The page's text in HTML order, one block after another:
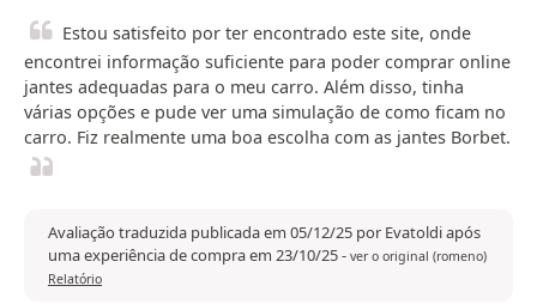
Estou satisfeito por ter encontrado este site, onde
encontrei informação suficiente para poder comprar online
jantes adequadas para o meu carro. Além disso, tinha
várias opções e pude ver uma simulação de como ficam no
carro. Fiz realmente uma boa escolha com as jantes Borbet.
Avaliação traduzida publicada em 05/12/25 por Evatoldi após
uma experiência de compra em 23/10/25- ver o original (romeno)
Relatório